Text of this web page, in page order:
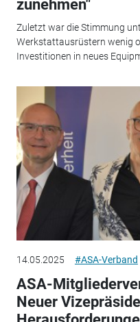
zunehmen"
Zuletzt war die Stimmung
Werkstattausrüstern wenig
Investitionen in neues
14.05.2025 #ASA-Verband
ASA-
Neuer